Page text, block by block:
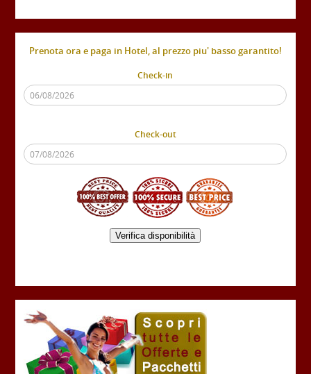
Prenota ora e paga in Hotel, al prezzo piu' basso garantito!
Check-in
Check-out
Verifica disponibilità